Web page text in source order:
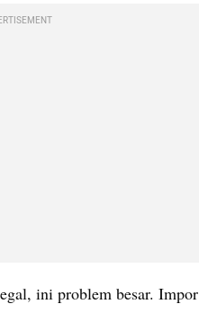
ini problem besar. Impor